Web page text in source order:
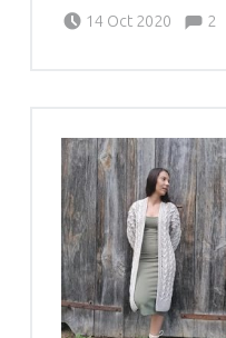
14 Oct 2020
Pascale G&-BdC-WKF
Comments:2